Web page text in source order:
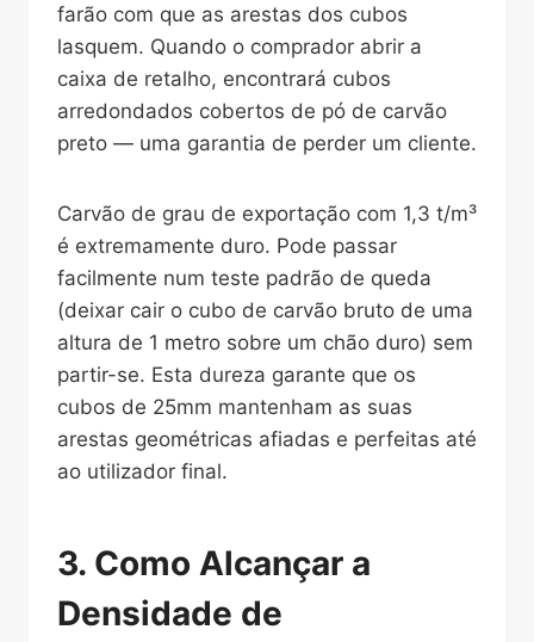
farão com que as arestas dos cubos
lasquem. Quando o comprador abrir a
caixa de retalho, encontrará cubos
arredondados cobertos de pó de carvão
preto — uma garantia de perder um cliente.
Carvão de grau de exportação com 1,3 t/m³
é extremamente duro. Pode passar
facilmente num teste padrão de queda
(deixar cair o cubo de carvão bruto de uma
altura de 1 metro sobre um chão duro) sem
partir-se. Esta dureza garante que os
cubos de 25mm mantenham as suas
arestas geométricas afiadas e perfeitas até
ao utilizador final.
3. Como Alcançar a
Densidade de